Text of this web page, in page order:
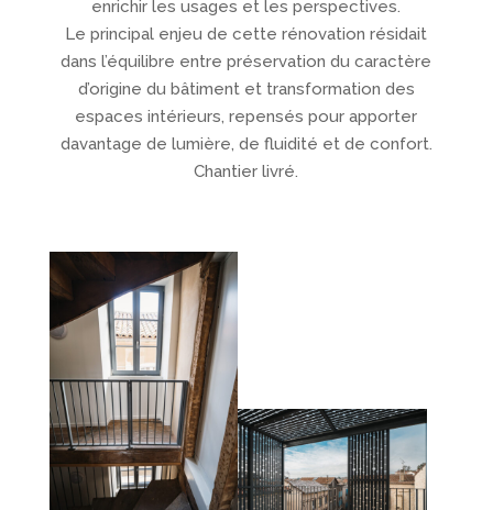
enrichir les usages et les perspectives.
Le principal enjeu de cette rénovation résidait
dans l’équilibre entre préservation du caractère
d’origine du bâtiment et transformation des
espaces intérieurs, repensés pour apporter
davantage de lumière, de fluidité et de confort.
Chantier livré.